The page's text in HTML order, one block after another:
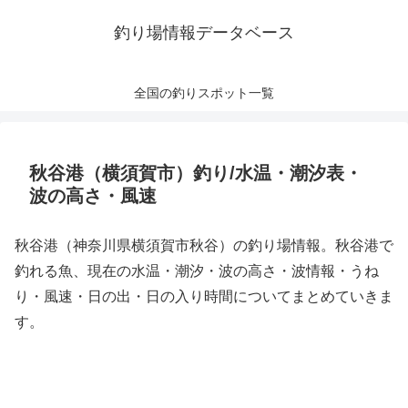
釣り場情報データベース
全国の釣りスポット一覧
秋谷港（横須賀市）釣り/水温・潮汐表・
波の高さ・風速
秋谷港（神奈川県横須賀市秋谷）の釣り場情報。秋谷港で
釣れる魚、現在の水温・潮汐・波の高さ・波情報・うね
り・風速・日の出・日の入り時間についてまとめていきま
す。